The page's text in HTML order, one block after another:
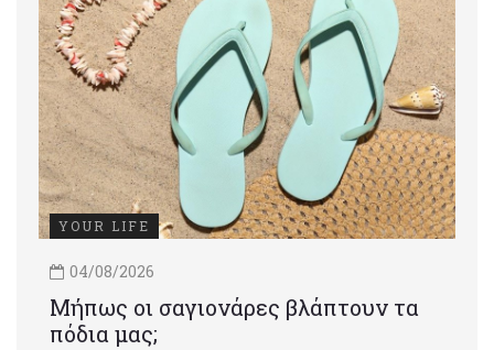
YOUR LIFE
04/08/2026
Μήπως οι σαγιονάρες βλάπτουν τα
πόδια μας;